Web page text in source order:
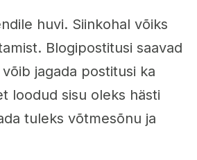
huvi. Siinkohal võiks
Blogipostitusi saavad
jagada postitusi ka
loodud sisu oleks hästi
tuleks võtmesõnu ja